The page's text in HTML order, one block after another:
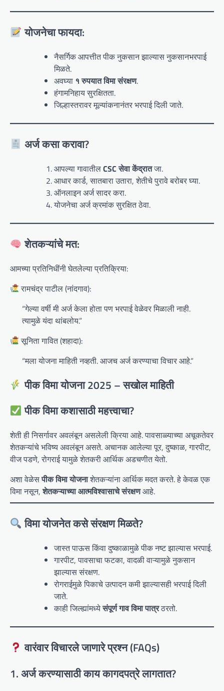
योजनेचा फायदा:
नैसर्गिक आपत्तीत पीक नुकसान झाल्यास नुकसानभरपाई
मिळते.
अवघ्या १ रुपयात विमा संरक्षण.
हंगामनिहाय सुरक्षितता.
जिल्हास्तरावर मूल्यांकनानंतर भरपाई दिली जाते.
अर्ज कसा करावा?
आपल्या गावातीलCSC सेवा केंद्रातजा.
आधार कार्ड, सातबारा उतारा, शेतीचे पुरावे बरोबर घ्या.
ऑनलाइन अर्ज सादर करा.
योजनेचा अर्ज क्रमांक सुरक्षित ठेवा.
शेतकऱ्यांचे मत:
आमच्या प्रतिनिधींनी घेतलेल्या प्रतिक्रिया:
रामचंद्र पाटील (नांदगाव):
“गेल्या वर्षी मी अर्ज केला होता पण भरपाई वेळेवर मिळाली नाही.
त्यामुळे यंदा थांबलोय.”
सूनिता गावित (शहादा):
“मला योजना माहिती नव्हती. आजच अर्ज करण्याचा विचार आहे.”
पीक विमा योजना 2025 – सखोल माहिती
पीक विमा कशासाठी महत्त्वाचा?
शेती ही निसर्गावर अवलंबून असलेली क्रिया आहे. पावसाळ्याच्या अचूकतेवर
शेतकऱ्यांचे भविष्य अवलंबून असते. अचानक आलेल्या पूर, दुष्काळ, गारपीट,
वीज पडणे, रोगराई यामुळे शेतकरी आर्थिक अडचणीत येतो.
अशा वेळेसपीक विमा योजनाशेतकऱ्यांना आर्थिक मदत करते. हे केवळ एक
विमा नसून,शेतकऱ्याच्या आत्मविश्वासाचे संरक्षणआहे.
विमा योजनेत कसे संरक्षण मिळते?
जास्त पाऊस किंवा दुष्काळामुळे पीक नष्ट झाल्यास भरपाई.
गारपीट, पावसाचा फटका, वादळी वाऱ्यामुळे नुकसान
झाल्यास संरक्षण.
रोगराईमुळे पिकाचे उत्पादन कमी झाल्यासही भरपाई दिली
जाते.
काही जिल्ह्यांमध्येसंपूर्ण गाव विमा पात्रठरतो.
वारंवार विचारले जाणारे प्रश्न (FAQs)
1. अर्ज करण्यासाठी काय कागदपत्रे लागतात?